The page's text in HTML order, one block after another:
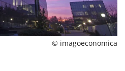
© imagoeconomica